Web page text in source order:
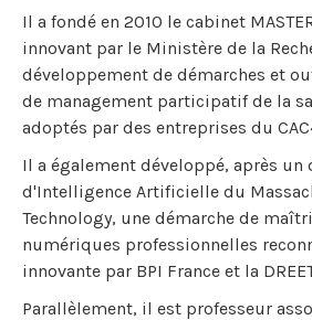
Il a fondé en 2010 le cabinet
innovant par le Ministère de la
développement de démarches et
de management participatif de la
adoptés par des entreprises du
Il a également développé, après
d'Intelligence Artificielle du
Technology, une démarche de
numériques professionnelles
innovante par BPI France et la
Parallèlement, il est professeur